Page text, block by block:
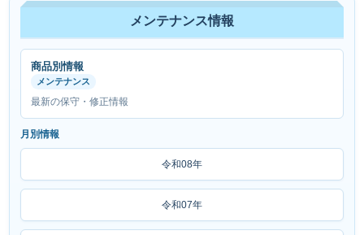
メンテナンス情報
商品別情報
メンテナンス
最新の保守・修正情報
月別情報
令和08年
令和07年